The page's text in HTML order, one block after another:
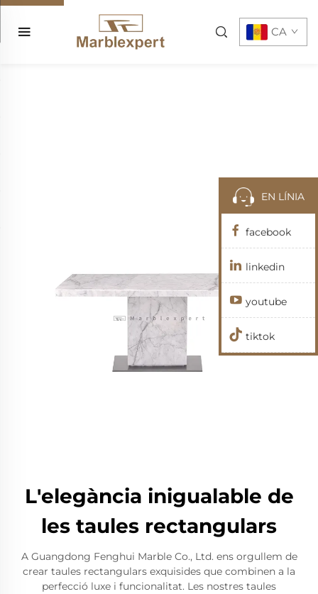
CA
L'elegància inigualable de
les taules rectangulars
A Guangdong Fenghui Marble Co., Ltd. ens orgullem de
crear taules rectangulars exquisides que combinen a la
perfecció luxe i funcionalitat. Les nostres taules
EN LÍNIA
facebook
linkedin
youtube
tiktok